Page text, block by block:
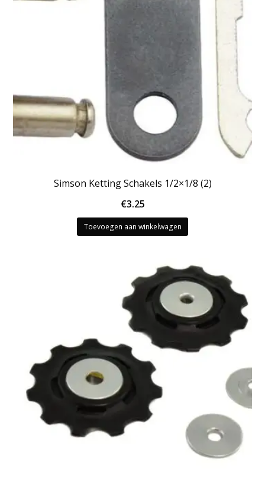
Simson Ketting Schakels 1/2×1/8 (2)
€3.25
Toevoegen aan winkelwagen